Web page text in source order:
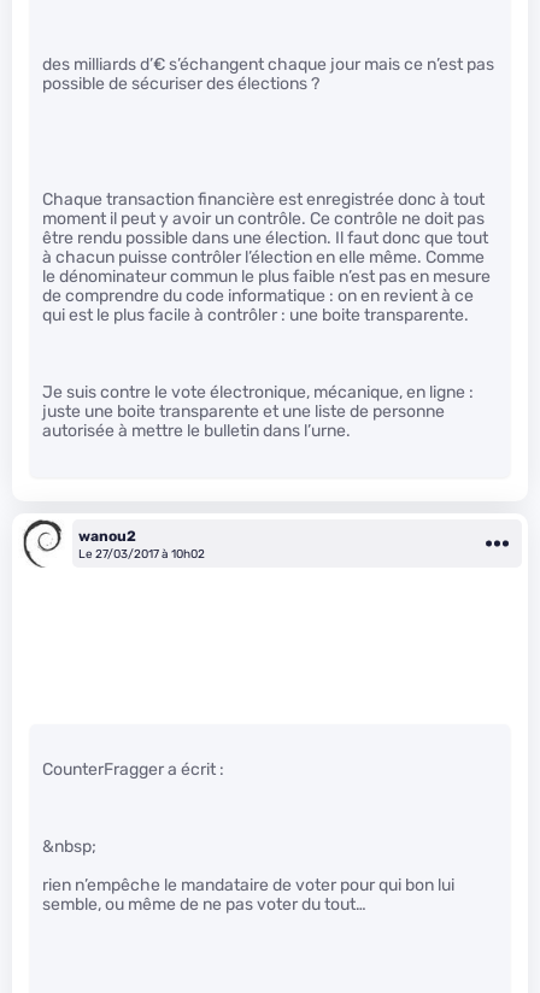
des milliards d’€ s’échangent chaque jour mais ce n’est pas
possible de sécuriser des élections ?
Chaque transaction financière est enregistrée donc à tout
moment il peut y avoir un contrôle. Ce contrôle ne doit pas
être rendu possible dans une élection. Il faut donc que tout
à chacun puisse contrôler l’élection en elle même. Comme
le dénominateur commun le plus faible n’est pas en mesure
de comprendre du code informatique : on en revient à ce
qui est le plus facile à contrôler : une boite transparente.
Je suis contre le vote électronique, mécanique, en ligne :
juste une boite transparente et une liste de personne
autorisée à mettre le bulletin dans l’urne.
wanou2
Le 27/03/2017 à 10h02
CounterFragger a écrit :
&nbsp;
rien n’empêche le mandataire de voter pour qui bon lui
semble, ou même de ne pas voter du tout…